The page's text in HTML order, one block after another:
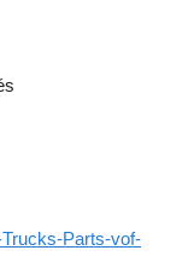
Parts-vof-